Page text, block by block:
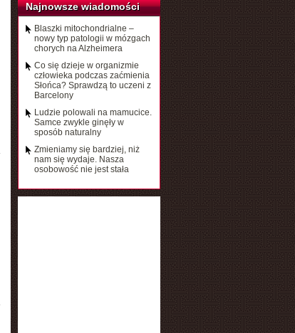
Najnowsze wiadomości
Blaszki mitochondrialne –
nowy typ patologii w mózgach
chorych na Alzheimera
Co się dzieje w organizmie
człowieka podczas zaćmienia
Słońca? Sprawdzą to uczeni z
Barcelony
Ludzie polowali na mamucice.
Samce zwykle ginęły w
sposób naturalny
Zmieniamy się bardziej, niż
nam się wydaje. Nasza
osobowość nie jest stała